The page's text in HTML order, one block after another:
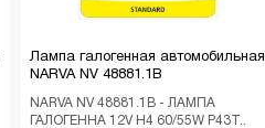
Лампа галогенная автомобильная
NARVA NV 48881.1B
NARVA NV 48881.1B - ЛАМПА
ГАЛОГЕННА 12V H4 60/55W P43T..